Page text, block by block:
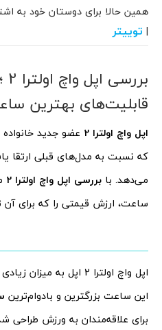
همین حالا برای دوستان خود به
| توییتر
قابلیت‌های بهترین
اپل واچ اولترا 2
عضو جدید
که نسبت به مدل‌های قبلی ارتقا
می‌دهد. با بررسی اپل واچ اولترا 2
ساعت، ارزش قیمتی را که برای آن
اپل واچ اولترا 2 اپل به میزان زیادی شبیه به
این ساعت بزرگترین و بادوام‌ترین
برای علاقه‌مندان به ورزش‌ طراحی